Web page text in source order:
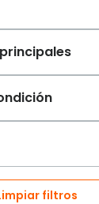
filtros